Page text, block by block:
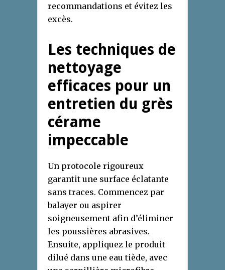
recommandations et évitez les
excès.
Les techniques de
nettoyage
efficaces pour un
entretien du grès
cérame
impeccable
Un protocole rigoureux
garantit une surface éclatante
sans traces. Commencez par
balayer ou aspirer
soigneusement afin d’éliminer
les poussières abrasives.
Ensuite, appliquez le produit
dilué dans une eau tiède, avec